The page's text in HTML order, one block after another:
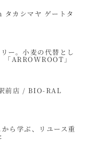
カシマヤ ゲートタ
ー。小麦の代替とし
「ARROWROOT」
前店 / BIO-RAL
ら学ぶ、リユース重